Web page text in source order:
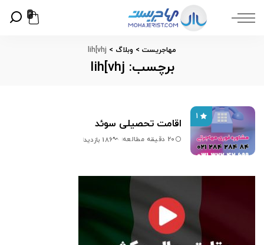
0
مهاجریست > وبلاگ >
lih[vhj
برچسب: lih[vhj
1
اقامت تحصیلی سوئد
20 دقیقه مطالعه 186 بازدید